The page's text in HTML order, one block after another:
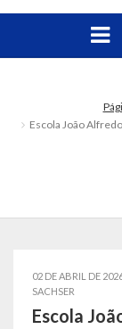
Dados Gerais
Símbolos
Telefones Úteis
Escola João
02 DE ABRIL DE
SACHSER
Escola